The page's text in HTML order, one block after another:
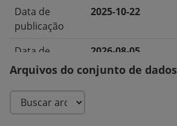
Data de
publicação
2025-10-22
Data de
modificação
2026-08-05
Tags/Palavras-
Chave
Arquivos do conjunto de dados